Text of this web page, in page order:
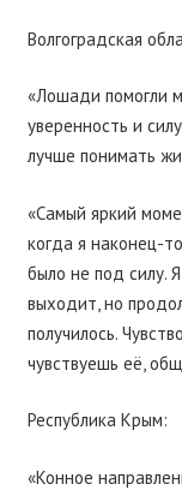
Волгоградская
«Лошади помогли
уверенность и
лучше понимать
«Самый яркий
когда я наконец-
было не под силу.
выходит, но
получилось.
чувствуешь её,
Республика Крым:
«Конное